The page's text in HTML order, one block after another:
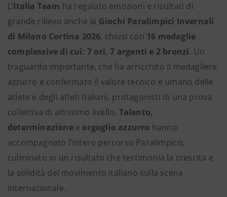
L’Italia Team ha regalato emozioni e risultati di
grande rilievo anche ai Giochi Paralimpici Invernali
di Milano Cortina 2026, chiusi con 16 medaglie
complessive di cui: 7 ori, 7 argenti e 2 bronzi. Un
traguardo importante, che ha arricchito il medagliere
azzurro e confermato il valore tecnico e umano delle
atlete e degli atleti italiani, protagonisti di una prova
collettiva di altissimo livello. Talento,
determinazionee orgoglio azzurro hanno
accompagnato l’intero percorso Paralimpico,
culminato in un risultato che testimonia la crescita e
la solidità del movimento italiano sulla scena
internazionale.